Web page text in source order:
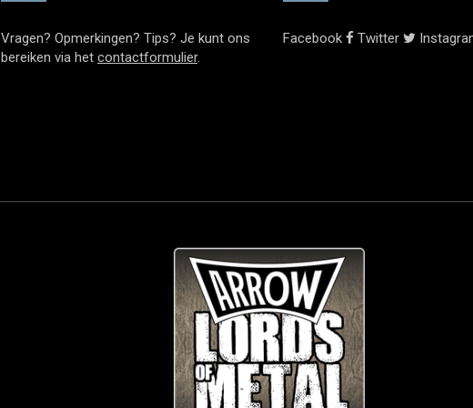
Vragen? Opmerkingen? Tips? Je kunt ons
bereiken via het contactformulier.
Facebook Twitter